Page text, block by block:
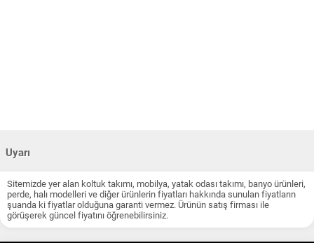
Uyarı
Sitemizde yer alan koltuk takımı, mobilya, yatak odası takımı, banyo ürünleri,
perde, halı modelleri ve diğer ürünlerin fiyatları hakkında sunulan fiyatların
şuanda ki fiyatlar olduğuna garanti vermez. Ürünün satış firması ile
görüşerek güncel fiyatını öğrenebilirsiniz.